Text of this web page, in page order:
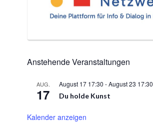
Anstehende Veranstaltungen
AUG.
17
August 17 17:30 -August 23 17:30
Du holde Kunst
Kalender anzeigen